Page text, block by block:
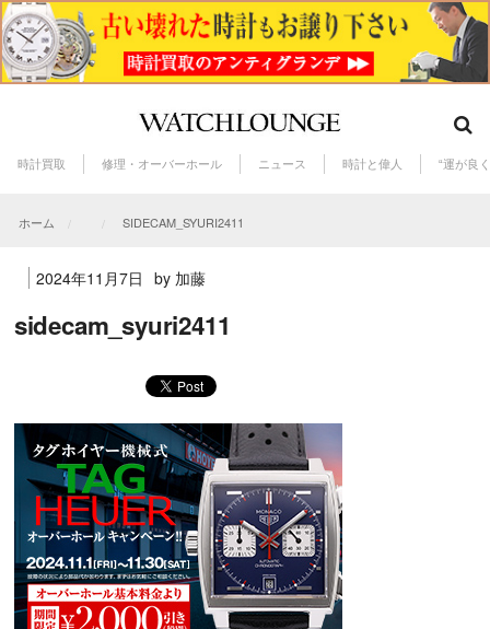
時計買取 修理・オーバーホール ニュース 時計と偉人 “運が良
ホーム SIDECAM_SYURI2411
2024年11月7日 by 加藤
sidecam_syuri2411